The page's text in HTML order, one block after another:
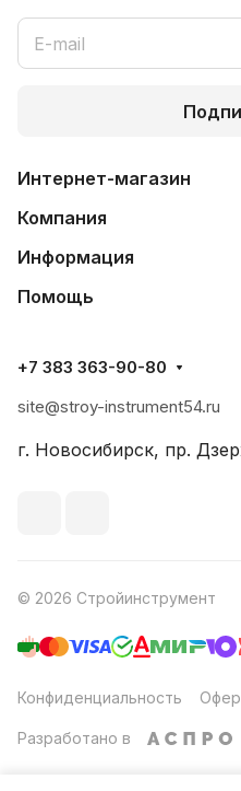
Интернет-магазин
Компания
Информация
Помощь
+7 383 363-90-80
site@stroy-instrument54.ru
г. Новосибирск, пр.
© 2026 Стройинструмент
Конфиденциальность
Разработано в